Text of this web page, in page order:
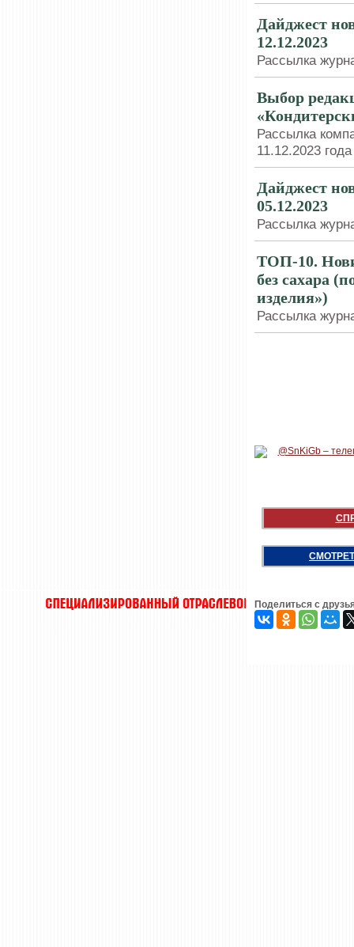
Дайджест
12.12.2023
Рассылка
Выбор
Рассылка
11.12.2023 года
Дайджест
05.12.2023
Рассылка
ТОП-10.
без сахара
изделия»)
Рассылка
Поделиться с